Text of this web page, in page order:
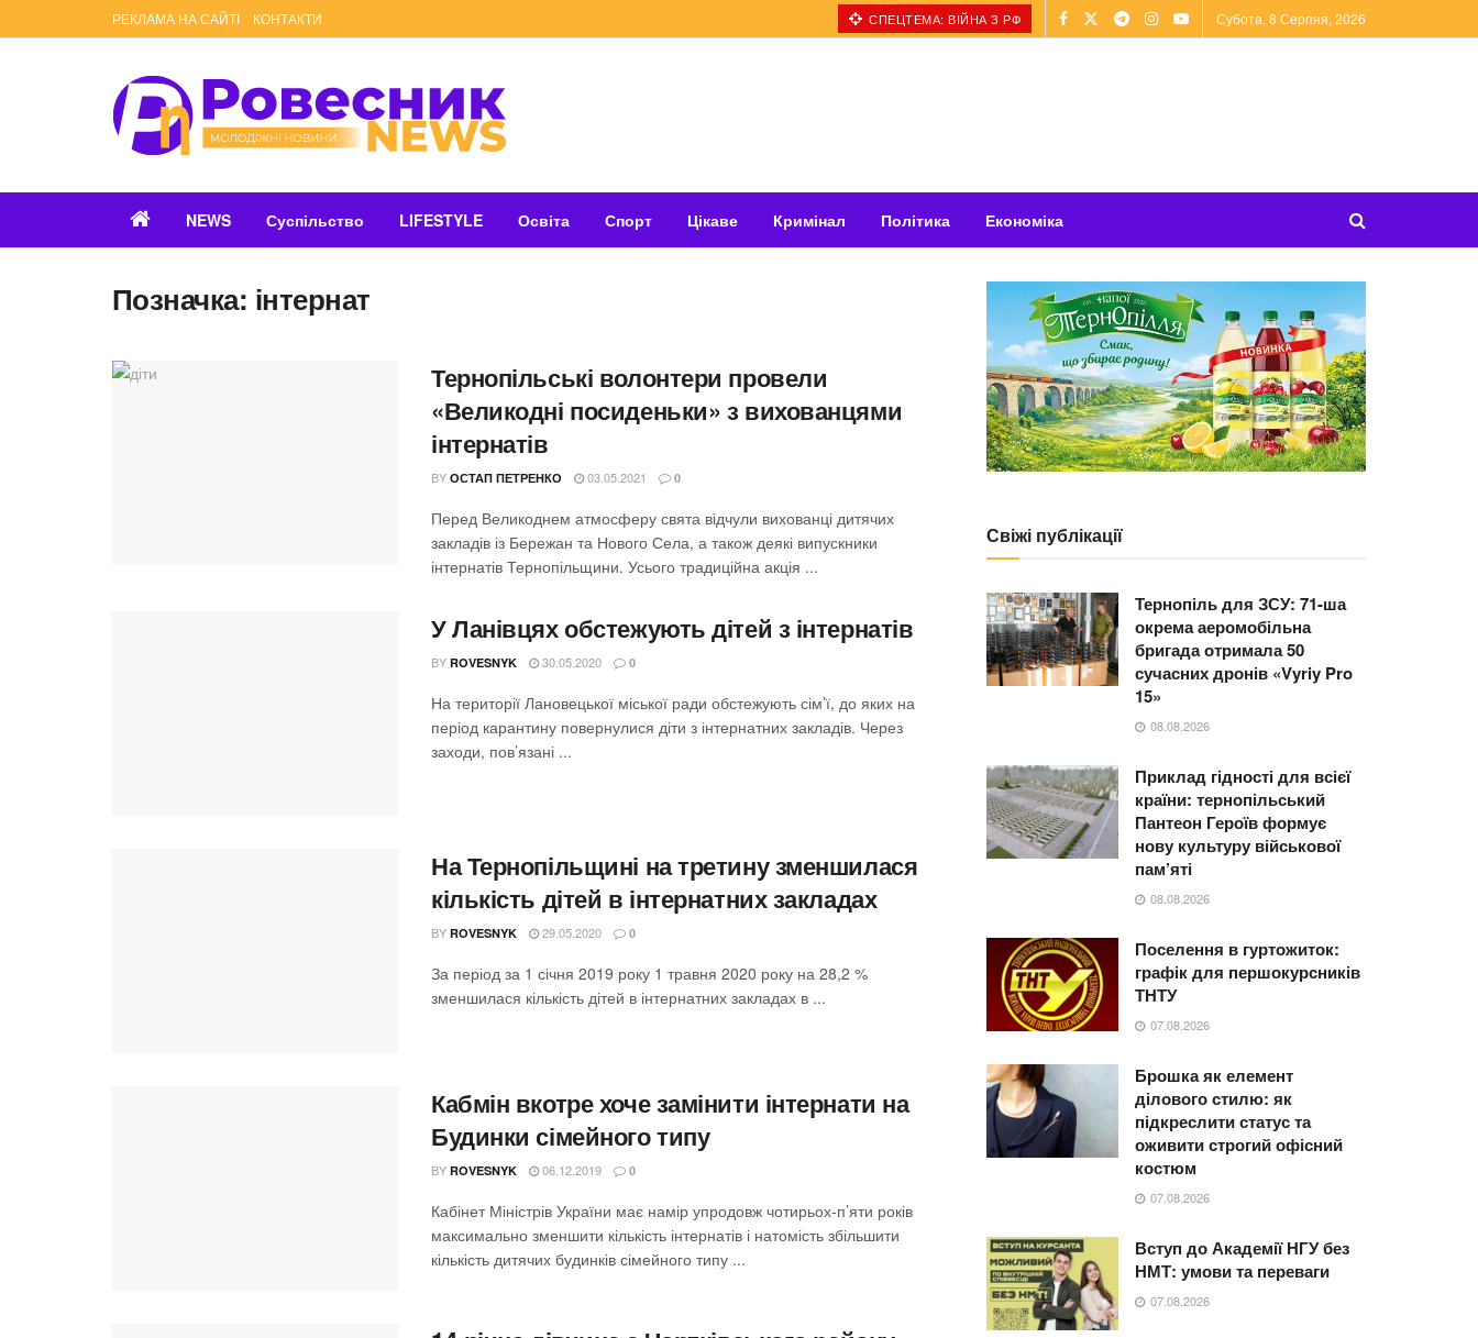
РЕКЛАМА НА САЙТІ КОНТАКТИ СПЕЦТЕМА: ВІЙНА З РФ Субота, 8 Серпня, 2026
NEWS Суспільство LIFESTYLE Освіта Спорт Цікаве Кримінал Політика Економіка
Позначка: інтернат
Тернопільські волонтери провели
«Великодні посиденьки» з вихованцями
інтернатів
BY ОСТАП ПЕТРЕНКО 03.05.2021 0
Перед Великоднем атмосферу свята відчули вихованці дитячих
закладів із Бережан та Нового Села, а також деякі випускники
інтернатів Тернопільщини. Усього традиційна акція ...
У Ланівцях обстежують дітей з інтернатів
BY ROVESNYK 30.05.2020 0
На території Лановецької міської ради обстежують сім’ї, до яких на
період карантину повернулися діти з інтернатних закладів. Через
заходи, пов’язані ...
На Тернопільщині на третину зменшилася
кількість дітей в інтернатних закладах
BY ROVESNYK 29.05.2020 0
За період за 1 січня 2019 року 1 травня 2020 року на 28,2 %
зменшилася кількість дітей в інтернатних закладах в ...
Кабмін вкотре хоче замінити інтернати на
Будинки сімейного типу
BY ROVESNYK 06.12.2019 0
Кабінет Міністрів України має намір упродовж чотирьох-п’яти років
максимально зменшити кількість інтернатів і натомість збільшити
кількість дитячих будинків сімейного типу ...
Свіжі публікації
Тернопіль для ЗСУ: 71-ша
окрема аеромобільна
бригада отримала 50
сучасних дронів «Vyriy Pro
15»
08.08.2026
Приклад гідності для всієї
країни: тернопільський
Пантеон Героїв формує
нову культуру військової
пам’яті
08.08.2026
Поселення в гуртожиток:
графік для першокурсників
ТНТУ
07.08.2026
Брошка як елемент
ділового стилю: як
підкреслити статус та
оживити строгий офісний
костюм
07.08.2026
Вступ до Академії НГУ без
НМТ: умови та переваги
07.08.2026